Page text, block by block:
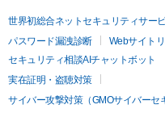
世界初総合ネットセキュリティサー
パスワード漏洩診断
Webサイト
セキュリティ相談AIチャットボット
実在証明・盗聴対策
サイバー攻撃対策（GMOサイバーセ